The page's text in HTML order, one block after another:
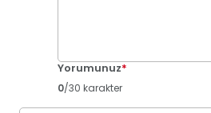
Yorumunuz*
0/30 karakter